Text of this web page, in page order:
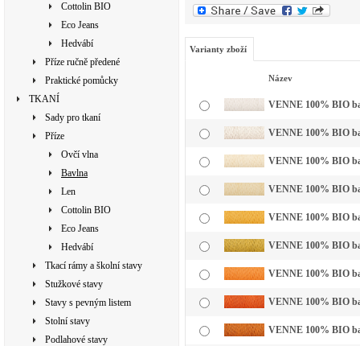
Cottolin BIO
Eco Jeans
Hedvábí
Příze ručně předené
Praktické pomůcky
TKANÍ
Sady pro tkaní
Příze
Ovčí vlna
Bavlna
Len
Cottolin BIO
Eco Jeans
Hedvábí
Tkací rámy a školní stavy
Stužkové stavy
Stavy s pevným listem
Stolní stavy
Podlahové stavy
Varianty zboží
Název
VENNE 100% BIO
VENNE 100% BIO
VENNE 100% BIO
VENNE 100% BIO
VENNE 100% BIO
VENNE 100% BIO
VENNE 100% BIO
VENNE 100% BIO
VENNE 100% BIO